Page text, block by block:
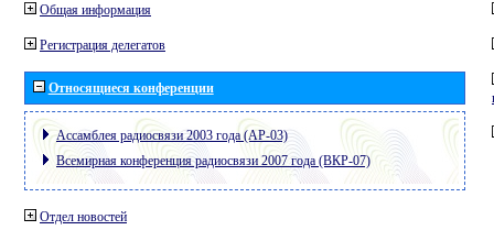
Общая информация
Регистрация делегатов
Относящиеся конференции
Ассамблея радиосвязи 2003 года (АР-03)
Всемирная конференция радиосвязи 2007 года (ВКР-07)
Отдел новостей